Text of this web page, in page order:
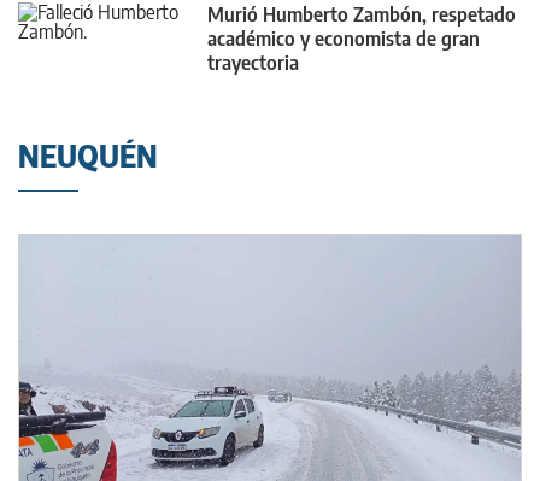
Murió Humberto Zambón, respetado
académico y economista de gran
trayectoria
NEUQUÉN